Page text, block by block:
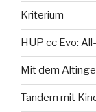
Kriterium
HUP cc Evo:
Mit dem
Tandem mit